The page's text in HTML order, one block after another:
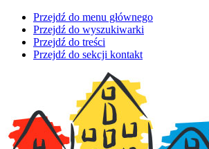
Przejdź do menu głównego
Przejdź do wyszukiwarki
Przejdź do treści
Przejdź do sekcji kontakt